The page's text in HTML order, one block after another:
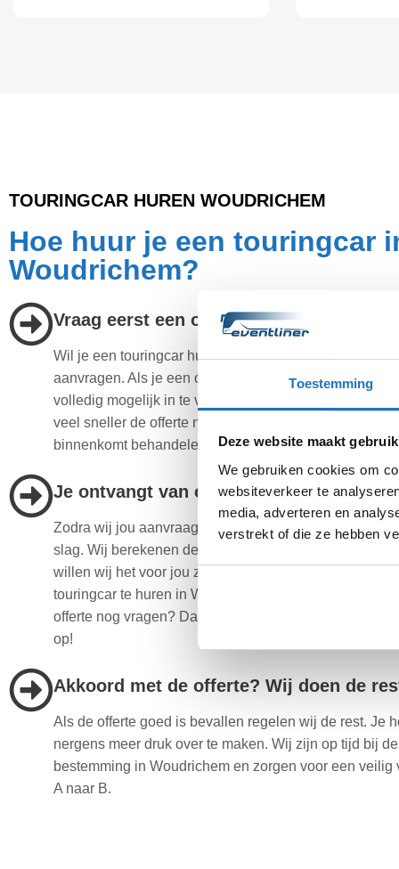
Toestemming
Deze website maakt
We gebruiken cookies om
websiteverkeer te
media, adverteren en
verstrekt of die ze hebben
TOURINGCAR HUREN WOUDRICHEM
Hoe huur je een touringcar
Woudrichem?
Vraag eerst een offerte aan
Wil je een touringcar huren? Dan is de eerste stap een
aanvragen. Als je een offerte aanvraagt probeer deze
volledig mogelijk in te vullen. Op deze manier kunnen
veel sneller de offerte naar jou opsturen. Iedere
binnenkomt behandelen wij direct.
Je ontvangt van ons een scherpe prijs
Zodra wij jou aanvraag hebben ontvangen gaan wij
slag. Wij berekenen de scherpste prijs voor jou. Op
willen wij het voor jou zo voordelig mogelijk maken om
touringcar te huren in Woudrichem. Heb je na
offerte nog vragen? Dan nemen wij zo snel mogelijk
op!
Akkoord met de offerte? Wij doen de
Als de offerte goed is bevallen regelen wij de rest. Je
nergens meer druk over te maken. Wij zijn op tijd bij
bestemming in Woudrichem en zorgen voor een veilig
A naar B.